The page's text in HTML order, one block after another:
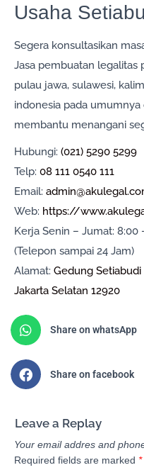
Usaha
Segera konsultasikan
Jasa pembuatan legalitas
pulau jawa, sulawesi,
indonesia pada umumnya
membantu menangani
Hubungi: (021) 5290 5299
Telp: 08 111 0540 111
Email:
Web: https://
Kerja Senin – Jumat: 8:00
(Telepon sampai 24 Jam)
Alamat: Gedung Setiabudi
Jakarta Selatan 12920
Share on whatsApp
Share on facebook
Leave a Replay
Your email addres and
Required fields are marked *